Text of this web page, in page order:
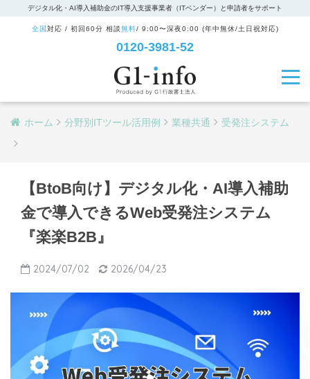
デジタル化・AI導入補助金のIT導入支援事業者（ITベンダー）と申請者をサポート
全国 対応 / 初回60分 相談無料/ 9:00〜深夜0:00 (年中無休/土日祝対応)
0120-3981-52
ホーム 分野別ITツール活用例 業種共通 受発注システム
【BtoB向け】デジタル化・AI導入補助
金で導入できるWeb受発注システム
『楽楽B2B』
2024/07/02 2026/04/23